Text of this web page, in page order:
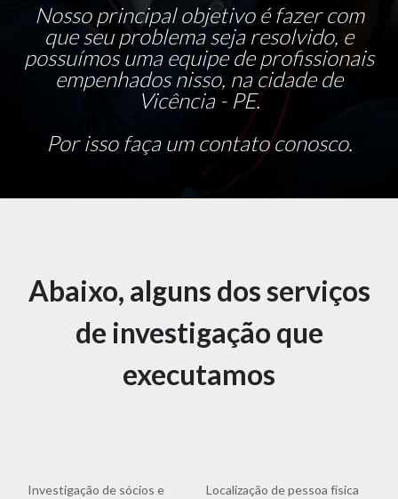
Nosso principal objetivo é fazer com
que seu problema seja resolvido, e
possuímos uma equipe de profissionais
empenhados nisso, na cidade de
Vicência - PE.
Por isso faça um contato conosco.
Abaixo, alguns dos serviços
de investigação que
executamos
Investigação de sócios e
Localização de pessoa física